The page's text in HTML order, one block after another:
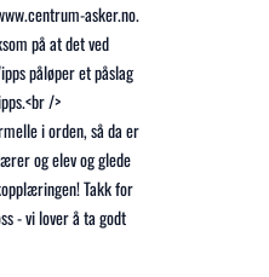
asker.no.
på at det ved
påløper et påslag
/>
i orden, så da er
og elev og glede
Takk for
- vi lover å ta godt